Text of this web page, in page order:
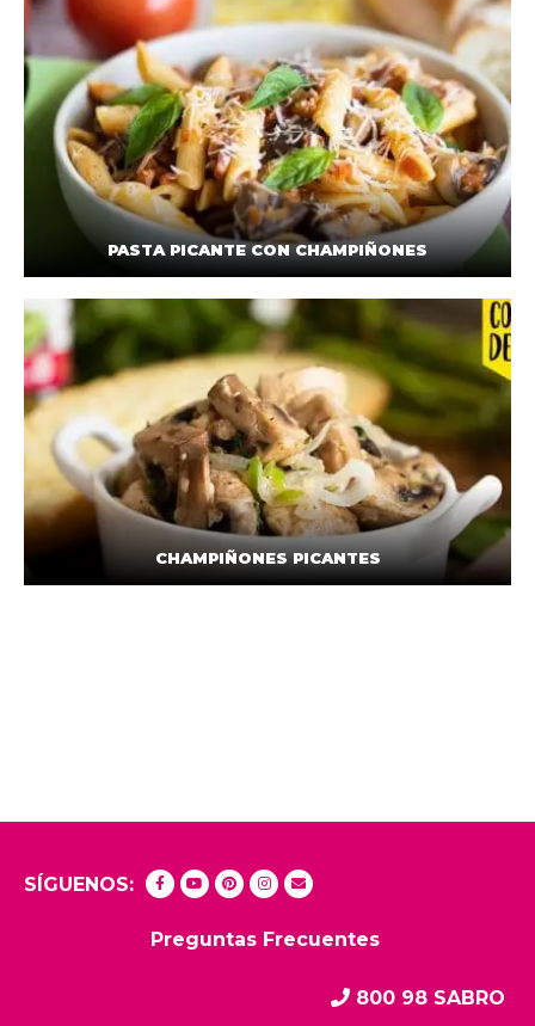
PASTA PICANTE CON CHAMPIÑONES
CHAMPIÑONES PICANTES
SÍGUENOS:
Preguntas Frecuentes
800 98 SABRO